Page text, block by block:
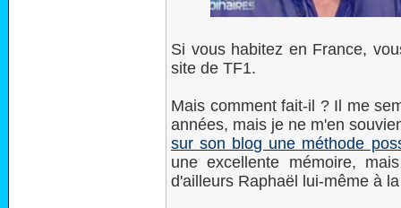
Si vous habitez en France,
site de TF1.
Mais comment fait-il ? Il me
années, mais je ne m'en
sur son blog une méthode
une excellente mémoire,
d'ailleurs Raphaël lui-même à